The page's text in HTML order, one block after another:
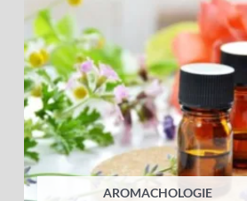
AROMACHOLOGIE